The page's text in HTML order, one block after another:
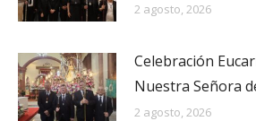
2 agosto, 2026
Celebración
Nuestra Señora
2 agosto, 2026